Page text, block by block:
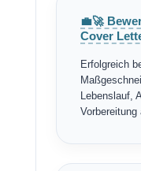
💼🚀
Cover
Erfolgreich
Lebenslauf,
Vorbereitung